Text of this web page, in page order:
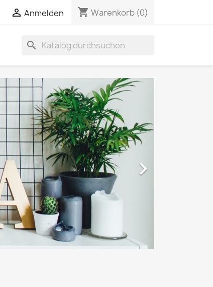
 Anmelden shopping_cart Warenkorb (0)
search
